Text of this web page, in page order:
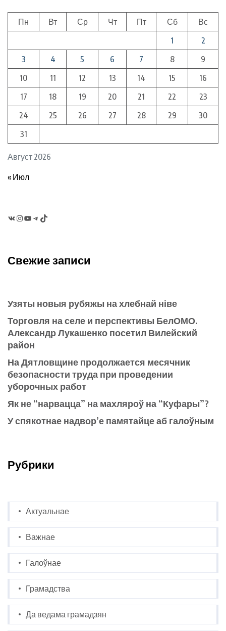
Август 2026
Пн Вт Ср Чт Пт Сб
Вс
1
2
3
4 5 6 7 8
9
10
11 12 13 14 15
16
17
18 19 20 21 22
23
24
25 26 27 28 29
30
31
« Июл
Instagram
YouTubeTelegram
TikTok
Свежие записи
Узяты новыя рубяжы на хлебнай ніве
Торговля на селе и перспективы БелОМО.
Александр Лукашенко посетил Вилейский
район
На Дятловщине продолжается месячник
безопасности труда при проведении
уборочных работ
Як не “нарвацца” на махляроў на “Куфары”?
У спякотнае надвор’е памятайце аб галоўным
Рубрики
Актуальнае
Важнае
Галоўнае
Грамадства
Да ведама грамадзян